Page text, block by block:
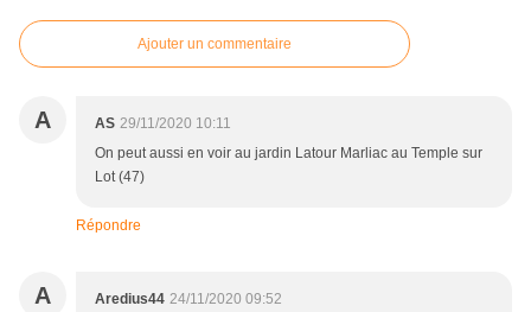
Ajouter un commentaire
A AS 29/11/2020 10:11
On peut aussi en voir au jardin Latour Marliac au Temple sur
Lot (47)
Répondre
A Aredius44 24/11/2020 09:52